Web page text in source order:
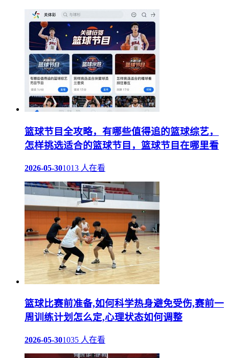
篮球节目全攻略，有哪些值得追的篮球综艺，
怎样挑选适合的篮球节目，篮球节目在哪里看
2026-05-301013 人在看
篮球比赛前准备,如何科学热身避免受伤,赛前一
周训练计划怎么定,心理状态如何调整
2026-05-301035 人在看